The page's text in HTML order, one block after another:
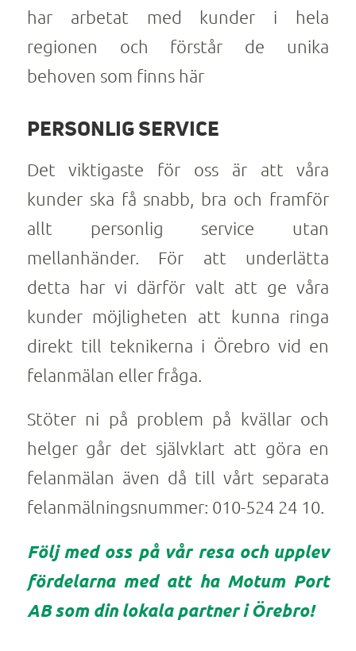
har arbetat med kunder i hela
regionen och förstår de unika
behoven som finns här
PERSONLIG SERVICE
Det viktigaste för oss är att våra
kunder ska få snabb, bra och framför
allt personlig service utan
mellanhänder. För att underlätta
detta har vi därför valt att ge våra
kunder möjligheten att kunna ringa
direkt till teknikerna i Örebro vid en
felanmälan eller fråga.
Stöter ni på problem på kvällar och
helger går det självklart att göra en
felanmälan även då till vårt separata
felanmälningsnummer: 010-524 24 10.
Följ med oss på vår resa och upplev
fördelarna med att ha Motum Port
AB som din lokala partner i Örebro!